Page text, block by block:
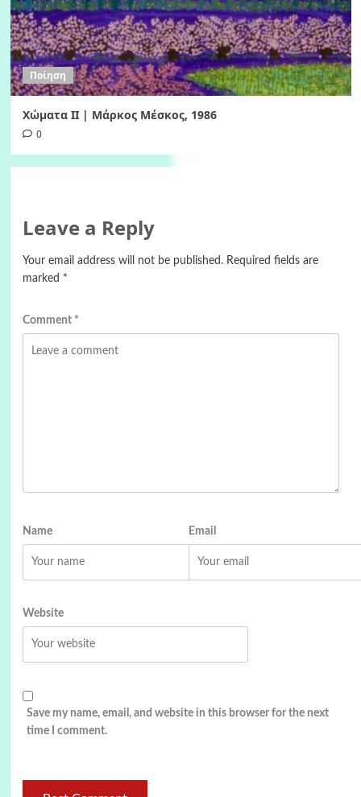
Ποίηση
Χώματα II | Μάρκος Μέσκος, 1986
0
Leave a Reply
Your email address will not be published. Required fields are
marked *
Comment *
Name Email
Website
Save my name, email, and website in this browser for the next
time I comment.